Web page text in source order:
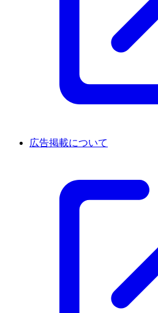
広告掲載について